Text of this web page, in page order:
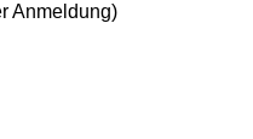
Anmeldung)